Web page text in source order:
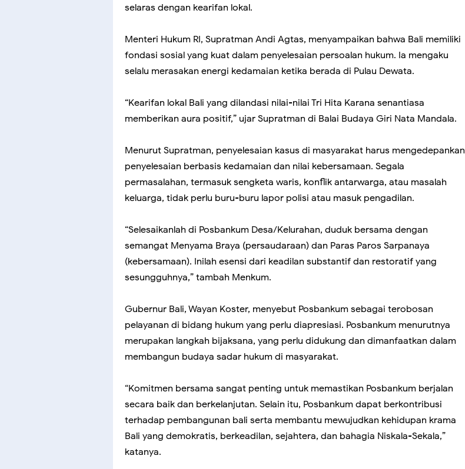
selaras dengan kearifan lokal.
Menteri Hukum RI, Supratman Andi Agtas, menyampaikan bahwa Bali memiliki
fondasi sosial yang kuat dalam penyelesaian persoalan hukum. Ia mengaku
selalu merasakan energi kedamaian ketika berada di Pulau Dewata.
“Kearifan lokal Bali yang dilandasi nilai-nilai Tri Hita Karana senantiasa
memberikan aura positif,” ujar Supratman di Balai Budaya Giri Nata Mandala.
Menurut Supratman, penyelesaian kasus di masyarakat harus mengedepankan
penyelesaian berbasis kedamaian dan nilai kebersamaan. Segala
permasalahan, termasuk sengketa waris, konflik antarwarga, atau masalah
keluarga, tidak perlu buru-buru lapor polisi atau masuk pengadilan.
“Selesaikanlah di Posbankum Desa/Kelurahan, duduk bersama dengan
semangat Menyama Braya (persaudaraan) dan Paras Paros Sarpanaya
(kebersamaan). Inilah esensi dari keadilan substantif dan restoratif yang
sesungguhnya,” tambah Menkum.
Gubernur Bali, Wayan Koster, menyebut Posbankum sebagai terobosan
pelayanan di bidang hukum yang perlu diapresiasi. Posbankum menurutnya
merupakan langkah bijaksana, yang perlu didukung dan dimanfaatkan dalam
membangun budaya sadar hukum di masyarakat.
“Komitmen bersama sangat penting untuk memastikan Posbankum berjalan
secara baik dan berkelanjutan. Selain itu, Posbankum dapat berkontribusi
terhadap pembangunan bali serta membantu mewujudkan kehidupan krama
Bali yang demokratis, berkeadilan, sejahtera, dan bahagia Niskala-Sekala,”
katanya.